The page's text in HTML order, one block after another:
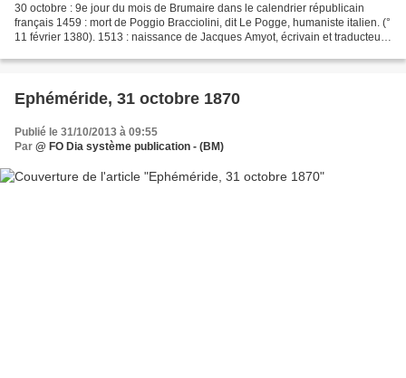
30 octobre : 9e jour du mois de Brumaire dans le calendrier républicain
français 1459 : mort de Poggio Bracciolini, dit Le Pogge, humaniste italien. (°
11 février 1380). 1513 : naissance de Jacques Amyot, écrivain et traducteur
Ephéméride, 31 octobre 1870
Publié le 31/10/2013 à 09:55
Par @ FO Dia système publication - (BM)